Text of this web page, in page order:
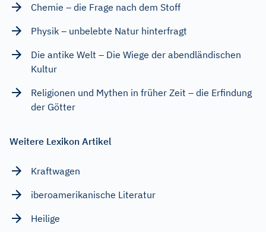
Chemie – die Frage nach dem Stoff
Physik – unbelebte Natur hinterfragt
Die antike Welt – Die Wiege der abendländischen
Kultur
Religionen und Mythen in früher Zeit – die Erfindung
der Götter
Weitere Lexikon Artikel
Kraftwagen
iberoamerikanische Literatur
Heilige